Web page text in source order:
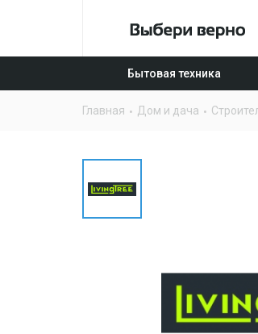
Бытовая техника
Главная Дом и дача